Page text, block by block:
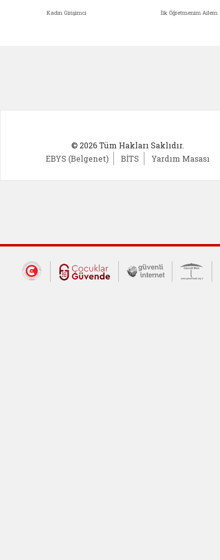
Kadın Girişimci İlk Öğretmenim Ailem
© 2026 Tüm Hakları Saklıdır.
EBYS (Belgenet)
BİTS Yardım Masası
Dış Bağlantılar
Cumhurbaşkanlığı İletişim Merkezi
Çocuklar Güvende (yeni
Güvenli